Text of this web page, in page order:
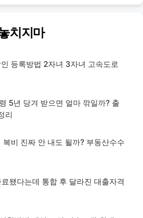
치지마
등록방법 2자녀 3자녀 고속도로
5년 당겨 받으면 얼마 깎일까? 출
리
복비 진짜 안 내도 될까? 부동산수수
됐다는데 통합 후 달라진 대출자격